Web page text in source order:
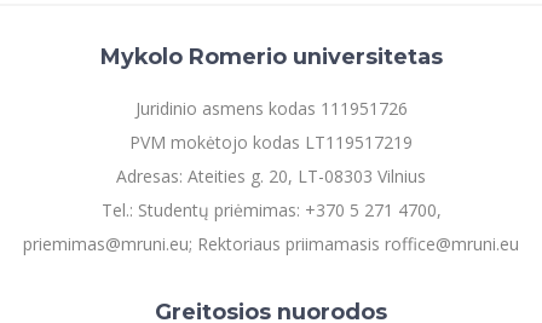
Mykolo Romerio universitetas
Juridinio asmens kodas 111951726
PVM mokėtojo kodas LT119517219
Adresas: Ateities g. 20, LT-08303 Vilnius
Tel.: Studentų priėmimas: +370 5 271 4700,
priemimas@mruni.eu; Rektoriaus priimamasis roffice@mruni.eu
Greitosios nuorodos